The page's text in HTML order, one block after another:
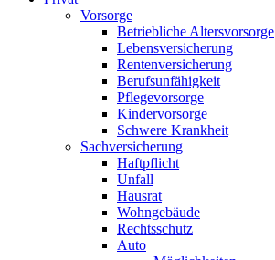
Vorsorge
Betriebliche Altersvorsorge
Lebensversicherung
Rentenversicherung
Berufsunfähigkeit
Pflegevorsorge
Kindervorsorge
Schwere Krankheit
Sachversicherung
Haftpflicht
Unfall
Hausrat
Wohngebäude
Rechtsschutz
Auto